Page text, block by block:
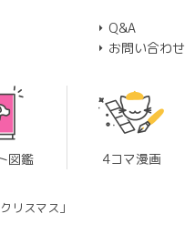
Q&A
お問い合わせ
図鑑 4コマ漫画
リスマス」